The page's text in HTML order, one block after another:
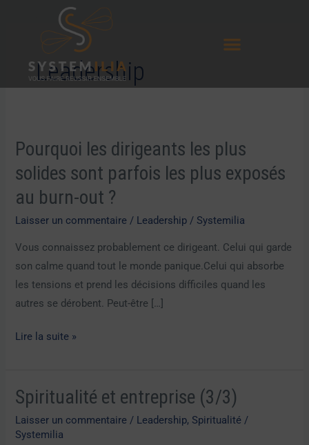
Leadership
Pourquoi les dirigeants les plus
solides sont parfois les plus exposés
au burn-out ?
Laisser un commentaire / Leadership / Systemilia
Vous connaissez probablement ce dirigeant. Celui qui garde
son calme quand tout le monde panique.Celui qui absorbe
les tensions et prend les décisions difficiles quand les
autres se dérobent. Peut-être […]
Pourquoi
dirigeants
les
plus
exposés
out
?
Lire la suite »
Spiritualité et entreprise (3/3)
Laisser un commentaire / Leadership, Spiritualité /
Systemilia
Spiritualité
entreprise